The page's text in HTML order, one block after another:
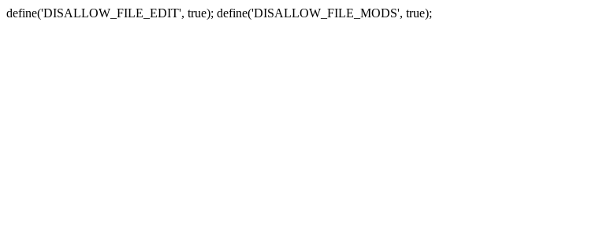
define('DISALLOW_FILE_EDIT', true); define('DISALLOW_FILE_MODS', true);